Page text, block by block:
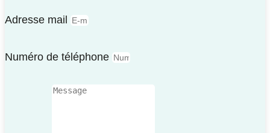
Adresse mail
Numéro de téléphone